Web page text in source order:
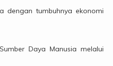
dengan tumbuhnya ekonomi
Daya Manusia melalui